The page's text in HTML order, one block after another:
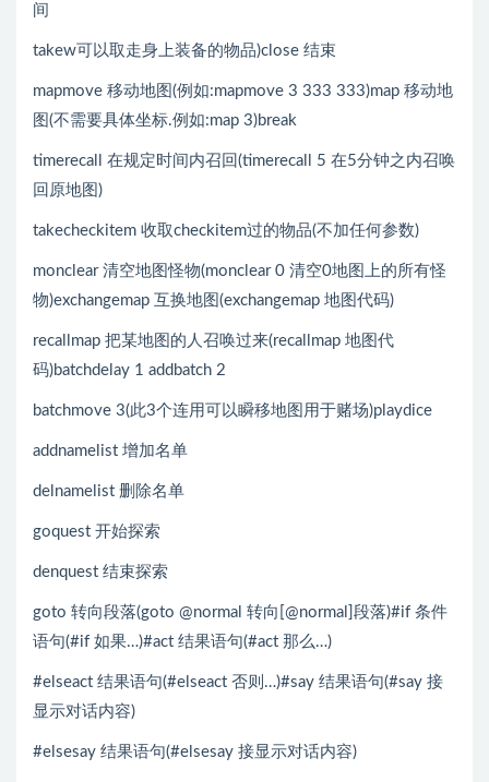
间
takew可以取走身上装备的物品)close 结束
mapmove 移动地图(例如:mapmove 3 333 333)map 移动地
图(不需要具体坐标.例如:map 3)break
timerecall 在规定时间内召回(timerecall 5 在5分钟之内召唤
回原地图)
takecheckitem 收取checkitem过的物品(不加任何参数)
monclear 清空地图怪物(monclear 0 清空0地图上的所有怪
物)exchangemap 互换地图(exchangemap 地图代码)
recallmap 把某地图的人召唤过来(recallmap 地图代
码)batchdelay 1 addbatch 2
batchmove 3(此3个连用可以瞬移地图用于赌场)playdice
addnamelist 增加名单
delnamelist 删除名单
goquest 开始探索
denquest 结束探索
goto 转向段落(goto @normal 转向[@normal]段落)#if 条件
语句(#if 如果…)#act 结果语句(#act 那么…)
#elseact 结果语句(#elseact 否则…)#say 结果语句(#say 接
显示对话内容)
#elsesay 结果语句(#elsesay 接显示对话内容)